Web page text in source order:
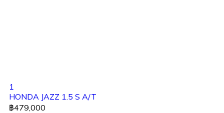
1
HONDA JAZZ 1.5 S A/T
฿479,000